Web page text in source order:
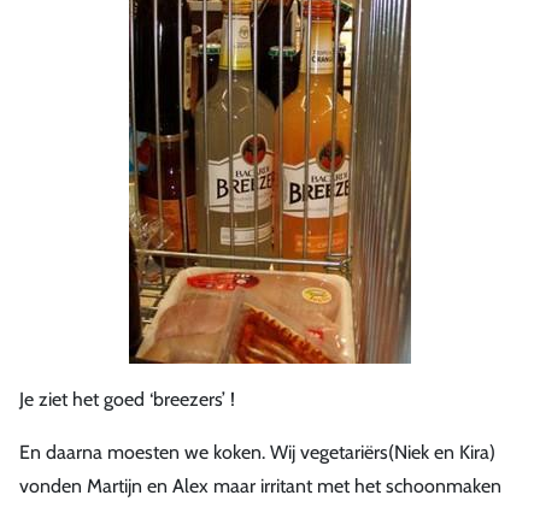
Je ziet het goed ‘breezers’ !
En daarna moesten we koken. Wij vegetariërs(Niek en Kira)
vonden Martijn en Alex maar irritant met het schoonmaken